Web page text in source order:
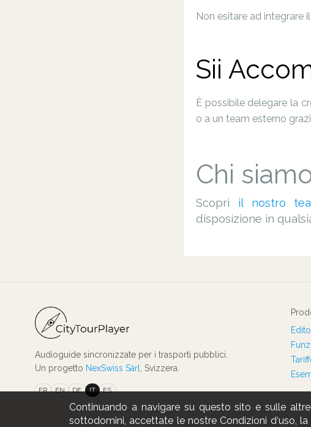
Continuando a navigare su questo sito e sulle
sottodomini, accettate le nostre Condizioni d‘uso,
Non esitare ad integrare
Sii
È possibile delegare la
o a un team esterno
Chi
Scopri il nostro
disposizione in
Audioguide sincronizzate per i trasporti pubblici.
Un progetto NexSwiss Sàrl , Svizzera.
FR EN DE IT ES